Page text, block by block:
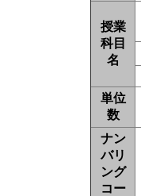
授業
科目
名
単位
数
ナン
バリ
ング
コー